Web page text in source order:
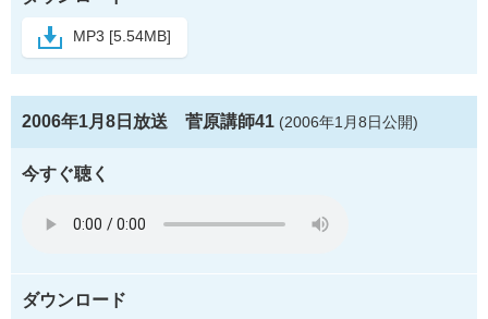
MP3 [5.54MB]
2006年1月8日放送 菅原講師41 (2006年1月8日公開)
今すぐ聴く
ダウンロード